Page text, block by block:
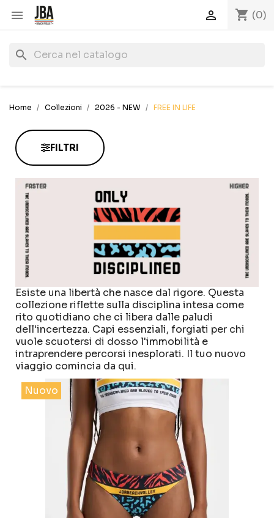
 shopping_cart (0)

search
Home Collezioni 2026 - NEW FREE IN LIFE
FILTRI
Esiste una libertà che nasce dal rigore. Questa
collezione riflette sulla disciplina intesa come
rito quotidiano che ci libera dalle paludi
dell'incertezza. Capi essenziali, forgiati per chi
vuole scuotersi di dosso l'immobilità e
intraprendere percorsi inesplorati. Il tuo nuovo
viaggio comincia da qui.
Nuovo